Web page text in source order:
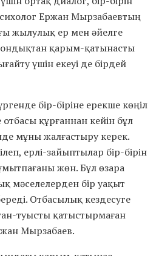
Ержан Мырзабаевтың
жылулық ер мен әйелге
қарым-қатынасты
үшін екеуі де бірдей
бір-біріне ерекше көңіл
отбасы құрғаннан кейін бұл
мұны жалғастыру керек.
ерлі-зайыптылар бір-бірін
жөн. Бұл өзара
мәселелерден бір уақыт
Отбасылық кездесуге
туысты қатыстырмаған
Мырзабаев.